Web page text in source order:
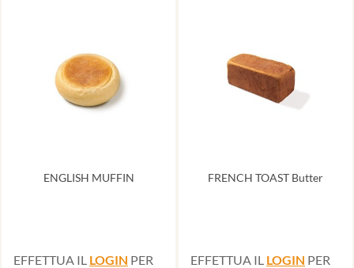
ENGLISH MUFFIN
EFFETTUA IL LOGIN PER
FRENCH TOAST Butter
EFFETTUA IL LOGIN PER